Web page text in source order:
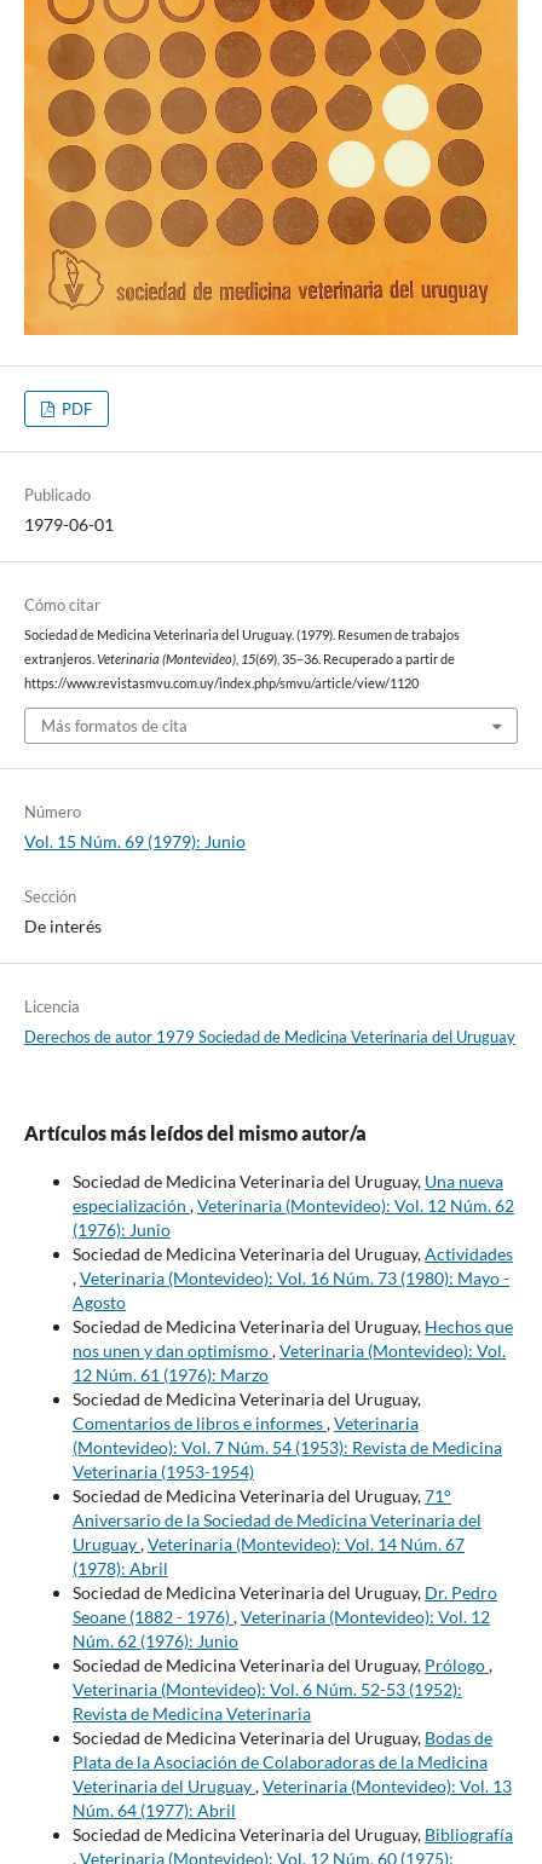
PDF
Publicado
1979-06-01
Cómo citar
Sociedad de Medicina Veterinaria del Uruguay. (1979). Resumen de trabajos
extranjeros. Veterinaria (Montevideo), 15(69), 35–36. Recuperado a partir de
https://www.revistasmvu.com.uy/index.php/smvu/article/view/1120
Más formatos de cita
Número
Vol. 15 Núm. 69 (1979): Junio
Sección
De interés
Licencia
Derechos de autor 1979 Sociedad de Medicina Veterinaria del Uruguay
Artículos más leídos del mismo autor/a
Sociedad de Medicina Veterinaria del Uruguay, Una nueva
especialización ,Veterinaria (Montevideo): Vol. 12 Núm. 62
(1976): Junio
Sociedad de Medicina Veterinaria del Uruguay,Actividades
,Veterinaria (Montevideo): Vol. 16 Núm. 73 (1980): Mayo -
Agosto
Sociedad de Medicina Veterinaria del Uruguay, Hechos que
nos unen y dan optimismo,Veterinaria (Montevideo): Vol.
12 Núm. 61 (1976): Marzo
Sociedad de Medicina Veterinaria del Uruguay,
Comentarios de libros e informes,Veterinaria
(Montevideo): Vol. 7 Núm. 54 (1953): Revista de Medicina
Veterinaria (1953-1954)
Sociedad de Medicina Veterinaria del Uruguay,71°
Aniversario de la Sociedad de Medicina Veterinaria del
Uruguay,Veterinaria (Montevideo): Vol. 14 Núm. 67
(1978): Abril
Sociedad de Medicina Veterinaria del Uruguay, Dr. Pedro
Seoane (1882 - 1976),Veterinaria (Montevideo): Vol. 12
Núm. 62 (1976): Junio
Sociedad de Medicina Veterinaria del Uruguay, Prólogo,
Veterinaria (Montevideo): Vol. 6 Núm. 52-53 (1952):
Revista de Medicina Veterinaria
Sociedad de Medicina Veterinaria del Uruguay, Bodas de
Plata de la Asociación de Colaboradoras de la Medicina
Veterinaria del Uruguay,Veterinaria (Montevideo): Vol. 13
Núm. 64 (1977): Abril
Sociedad de Medicina Veterinaria del Uruguay, Bibliografía
,Veterinaria (Montevideo): Vol. 12 Núm. 60 (1975):